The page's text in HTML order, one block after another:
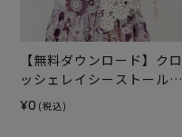
【無料ダウンロード】クロ
ッシェレイシーストール
（レシピ）
¥0 (税込)